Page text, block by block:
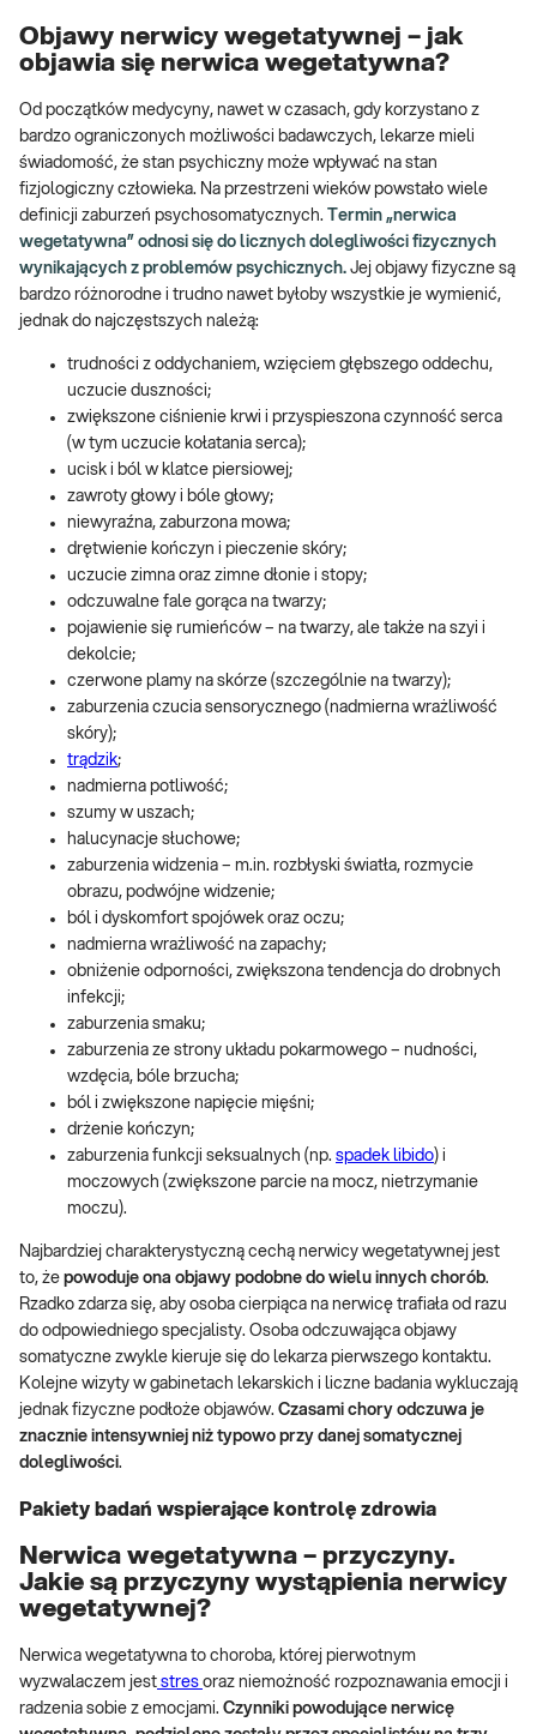
Objawy nerwicy wegetatywnej – jak
objawia się nerwica wegetatywna?
Od początków medycyny, nawet w czasach, gdy korzystano z
bardzo ograniczonych możliwości badawczych, lekarze mieli
świadomość, że stan psychiczny może wpływać na stan
fizjologiczny człowieka. Na przestrzeni wieków powstało wiele
definicji zaburzeń psychosomatycznych.
Termin „nerwica
wegetatywna” odnosi się do licznych dolegliwości fizycznych
wynikających z problemów psychicznych. Jej objawy fizyczne są
bardzo różnorodne i trudno nawet byłoby wszystkie je wymienić,
jednak do najczęstszych należą:
trudności z oddychaniem, wzięciem głębszego oddechu,
uczucie duszności;
zwiększone ciśnienie krwi i przyspieszona czynność serca
(w tym uczucie kołatania serca);
ucisk i ból w klatce piersiowej;
zawroty głowy i bóle głowy;
niewyraźna, zaburzona mowa;
drętwienie kończyn i pieczenie skóry;
uczucie zimna oraz zimne dłonie i stopy;
odczuwalne fale gorąca na twarzy;
pojawienie się rumieńców – na twarzy, ale także na szyi i
dekolcie;
czerwone plamy na skórze (szczególnie na twarzy);
zaburzenia czucia sensorycznego (nadmierna wrażliwość
skóry);
trądzik;
nadmierna potliwość;
szumy w uszach;
halucynacje słuchowe;
zaburzenia widzenia – m.in. rozbłyski światła, rozmycie
obrazu, podwójne widzenie;
ból i dyskomfort spojówek oraz oczu;
nadmierna wrażliwość na zapachy;
obniżenie odporności, zwiększona tendencja do drobnych
infekcji;
zaburzenia smaku;
zaburzenia ze strony układu pokarmowego – nudności,
wzdęcia, bóle brzucha;
ból i zwiększone napięcie mięśni;
drżenie kończyn;
zaburzenia funkcji seksualnych (np. spadek libido) i
moczowych (zwiększone parcie na mocz, nietrzymanie
moczu).
Najbardziej charakterystyczną cechą nerwicy wegetatywnej jest
to, że powoduje ona objawy podobne do wielu innych chorób.
Rzadko zdarza się, aby osoba cierpiąca na nerwicę trafiała od razu
do odpowiedniego specjalisty. Osoba odczuwająca objawy
somatyczne zwykle kieruje się do lekarza pierwszego kontaktu.
Kolejne wizyty w gabinetach lekarskich i liczne badania wykluczają
jednak fizyczne podłoże objawów. Czasami chory odczuwa je
znacznie intensywniej niż typowo przy danej somatycznej
dolegliwości.
Pakiety badań wspierające kontrolę zdrowia
Nerwica wegetatywna – przyczyny.
Jakie są przyczyny wystąpienia nerwicy
wegetatywnej?
Nerwica wegetatywna to choroba, której pierwotnym
wyzwalaczem jest stres oraz niemożność rozpoznawania emocji i
radzenia sobie z emocjami. Czynniki powodujące nerwicę